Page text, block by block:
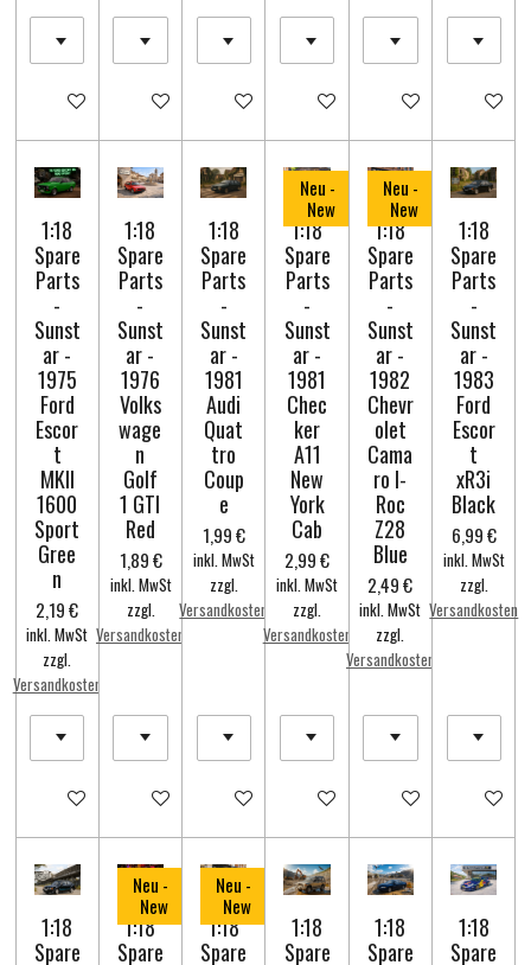
In den WarenkorbIn den WarenkorbIn den WarenkorbIn den WarenkorbIn den Warenkorb
In den
1:18
Spare
Parts
-
Sunst
ar -
1975
Ford
Escor
t
MKII
1600
Sport
Gree
n
2,19 €
inkl. MwSt
zzgl.
Versandkosten
In den Warenkorb
1:18
Spare
Parts
-
Sunst
ar -
1976
Volks
wage
n
Golf
1 GTI
Red
1,89 €
inkl. MwSt
zzgl.
Versandkosten
In den Warenkorb
1:18
Spare
Parts
-
Sunst
ar -
1981
Audi
Quat
tro
Coup
e
1,99 €
inkl. MwSt
zzgl.
Versandkosten
In den Warenkorb
Neu -
New
1:18
Spare
Parts
-
Sunst
ar -
1981
Chec
ker
A11
New
York
Cab
2,99 €
inkl. MwSt
zzgl.
Versandkosten
In den Warenkorb
Neu -
New
1:18
Spare
Parts
-
Sunst
ar -
1982
Chevr
olet
Cama
ro I-
Roc
Z28
Blue
2,49 €
inkl. MwSt
zzgl.
Versandkosten
In den Warenkorb
1:18
Spare
Parts
-
Sunst
ar -
1983
Ford
Escor
t
xR3i
Black
6,99 €
inkl. MwSt
zzgl.
Versandkosten
In den
1:18
Spare
Neu -
New
1:18
Spare
Neu -
New
1:18
Spare
1:18
Spare
1:18
Spare
1:18
Spare